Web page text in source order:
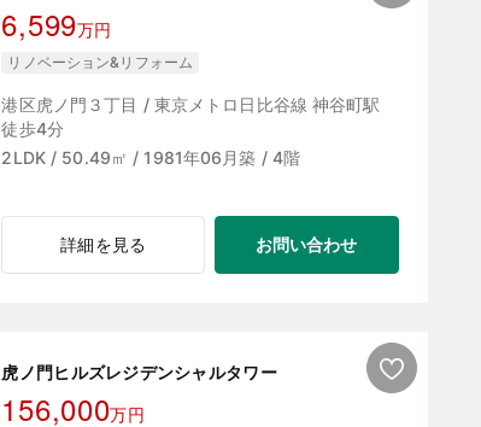
6,599万円
リノベーション&リフォーム
港区虎ノ門３丁目 / 東京メトロ日比谷線 神谷町駅
徒歩4分
2LDK / 50.49㎡ / 1981年06月築 / 4階
詳細を見る お問い合わせ
虎ノ門ヒルズレジデンシャルタワー
156,000万円